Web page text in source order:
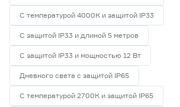
С температурой 4000К и защитой IP33
С защитой IP33 и длиной 5 метров
С защитой IP33 и мощностью 12 Вт
Дневного света с защитой IP65
С температурой 2700К и защитой IP65